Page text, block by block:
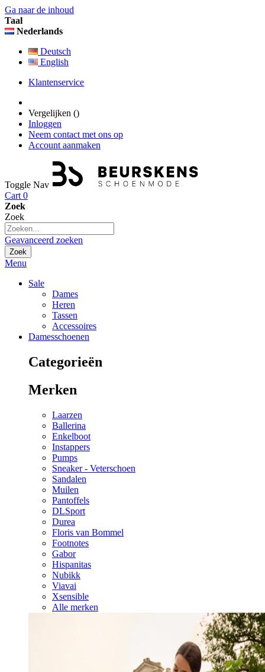
Ga naar de inhoud
Taal
Nederlands
Deutsch
English
Klantenservice
Vergelijken ()
Inloggen
Neem contact met ons op
Account aanmaken
Toggle Nav
Cart 0
Zoek
Zoek
Geavanceerd zoeken
Zoek
Menu
Sale
Dames
Heren
Tassen
Accessoires
Damesschoenen
Categorieën
Merken
Laarzen
Ballerina
Enkelboot
Instappers
Pumps
Sneaker - Veterschoen
Sandalen
Muilen
Pantoffels
DLSport
Durea
Floris van Bommel
Footnotes
Gabor
Hispanitas
Nubikk
Viavai
Xsensible
Alle merken